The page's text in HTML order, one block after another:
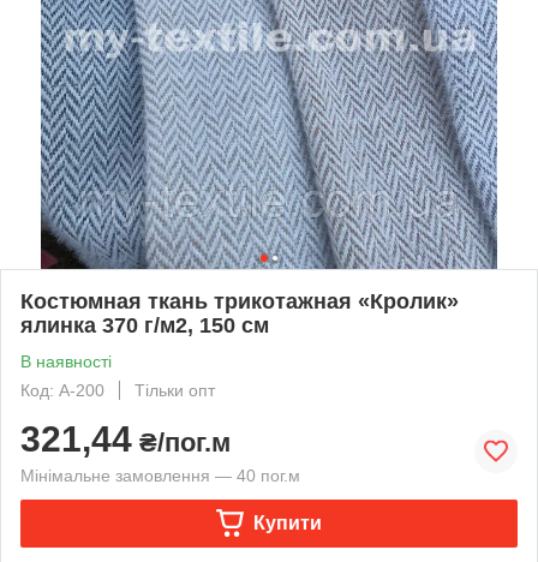
Костюмная ткань трикотажная «Кролик»
ялинка 370 г/м2, 150 см
В наявності
Код: А-200
Тільки опт
321,44 ₴/пог.м
Мінімальне замовлення — 40 пог.м
Купити